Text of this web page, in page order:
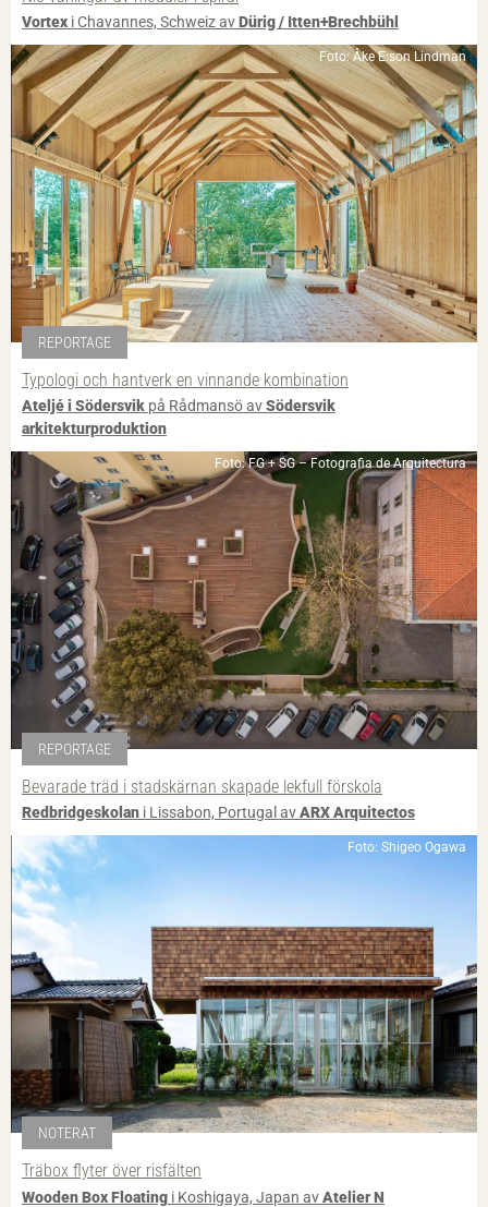
Vortex i Chavannes, Schweiz avDürig / Itten+Brechbühl
Foto: Åke E:son Lindman
REPORTAGE
Typologi och hantverk en vinnande kombination
Ateljé i Södersvik på Rådmansö avSödersvik
arkitekturproduktion
Foto: FG + SG – Fotografia de Arquitectura
REPORTAGE
Bevarade träd i stadskärnan skapade lekfull förskola
Redbridgeskolan i Lissabon, Portugal avARX Arquitectos
Foto: Shigeo Ogawa
NOTERAT
Träbox flyter över risfälten
Wooden Box Floating i Koshigaya, Japan avAtelier N